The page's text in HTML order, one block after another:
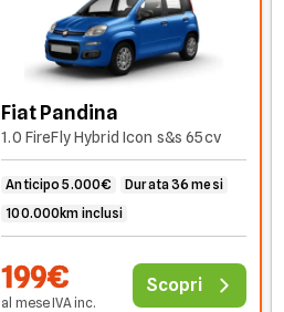
Fiat Pandina
1.0 FireFly Hybrid Icon s&s 65cv
Anticipo 5.000€
Durata 36 mesi
100.000km inclusi
199€
al meseIVAinc.
Scopri